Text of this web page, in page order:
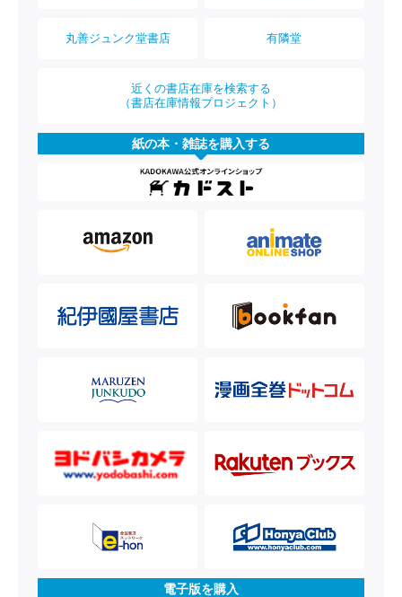
丸善ジュンク堂書店 有隣堂
近くの書店在庫を検索する
（書店在庫情報プロジェクト）
紙の本・雑誌を購入する
電子版を購入